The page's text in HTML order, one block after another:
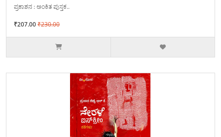
ಪ್ರಕಾಶನ : ಅಂಕಿತ ಪುಸ್ತಕ..
₹207.00₹230.00